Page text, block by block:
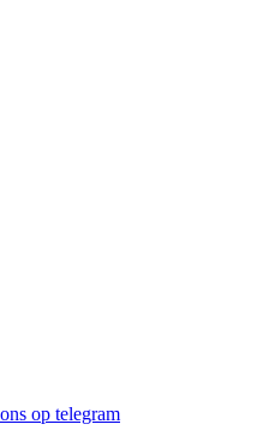
op telegram